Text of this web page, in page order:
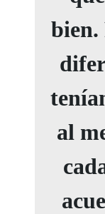
bien.
al